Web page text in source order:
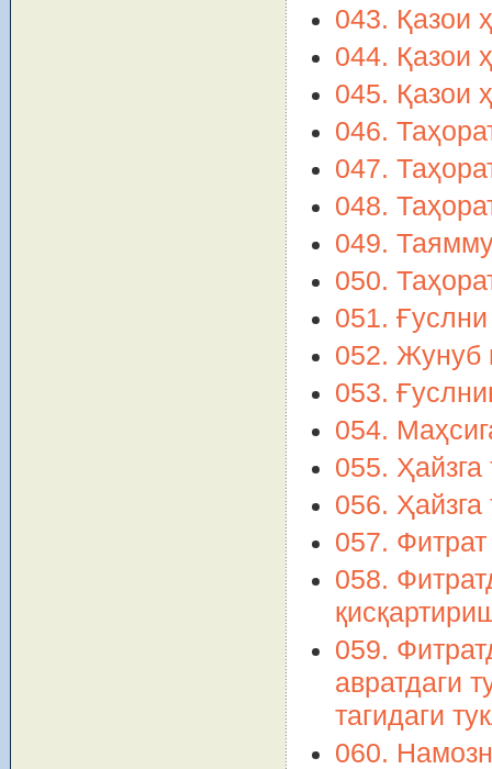
043. Қазои
044. Қазои
045. Қазои
046.
047.
048.
049.
050.
051.
052. Жунуб
053.
054.
055.
056.
057.
058.
059.
авратдаги
тагидаги
060.